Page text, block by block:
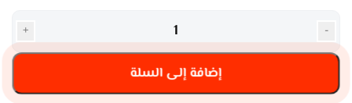
-
+
إضافة إلى السلة